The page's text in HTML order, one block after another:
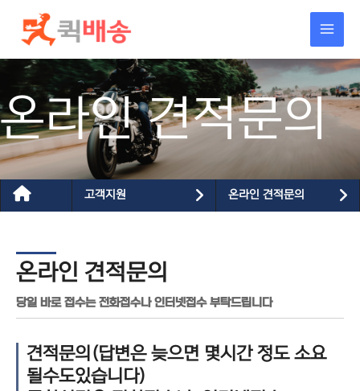
건너뛰기
온라인 견적문의
고객지원 온라인 견적문의
온라인 견적문의
당일 바로 접수는 전화접수나 인터넷접수 부탁드립니다
견적문의(답변은 늦으면 몇시간 정도 소요
될수도있습니다)